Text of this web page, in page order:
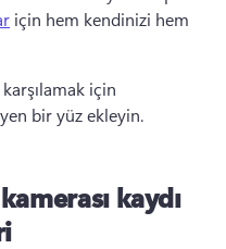
için hem kendinizi hem
için
bir yüz ekleyin.
kaydı